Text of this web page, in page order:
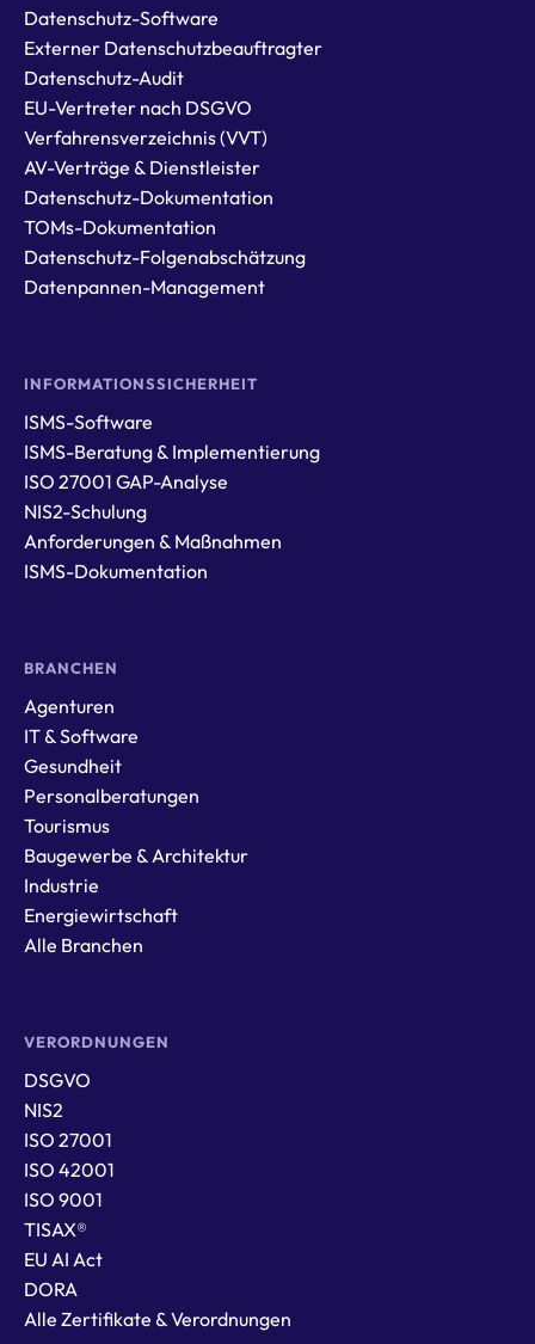
Datenschutz-Software
Externer Datenschutzbeauftragter
Datenschutz-Audit
EU-Vertreter nach DSGVO
Verfahrensverzeichnis (VVT)
AV-Verträge & Dienstleister
Datenschutz-Dokumentation
TOMs-Dokumentation
Datenschutz-Folgenabschätzung
Datenpannen-Management
INFORMATIONSSICHERHEIT
ISMS-Software
ISMS-Beratung & Implementierung
ISO 27001 GAP-Analyse
NIS2-Schulung
Anforderungen & Maßnahmen
ISMS-Dokumentation
BRANCHEN
Agenturen
IT & Software
Gesundheit
Personalberatungen
Tourismus
Baugewerbe & Architektur
Industrie
Energiewirtschaft
Alle Branchen
VERORDNUNGEN
DSGVO
NIS2
ISO 27001
ISO 42001
ISO 9001
TISAX®
EU AI Act
DORA
Alle Zertifikate & Verordnungen